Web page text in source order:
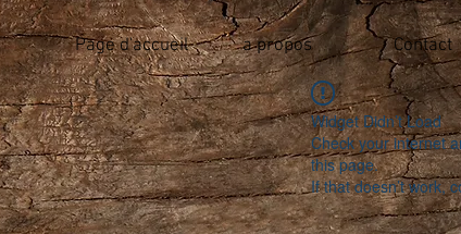
Page d'accueil a propos Contact
Widget Didn’t Load
Check your internet
this page.
If that doesn’t work,